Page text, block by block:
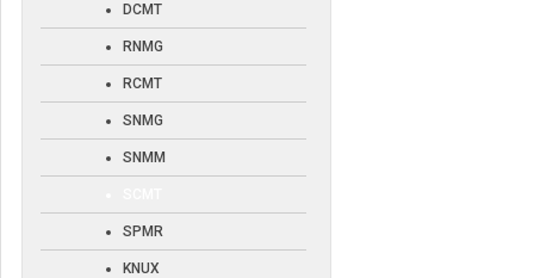
DCMT
RNMG
RCMT
SNMG
SNMM
SPMR
KNUX